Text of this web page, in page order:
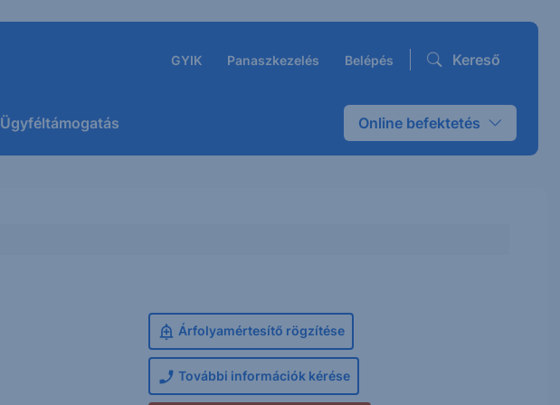
GYIK Panaszkezelés Belépés Kereső
Ügyféltámogatás Online befektetés
Árfolyamértesítő rögzítése
További információk kérése